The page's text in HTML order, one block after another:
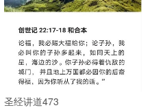
圣经讲道473